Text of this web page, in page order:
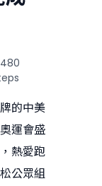
的中美
運會盛
熱愛跑
公眾組